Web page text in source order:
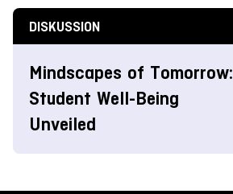
DISKUSSION
Mindscapes of Tomorrow:
Student Well-Being
Unveiled